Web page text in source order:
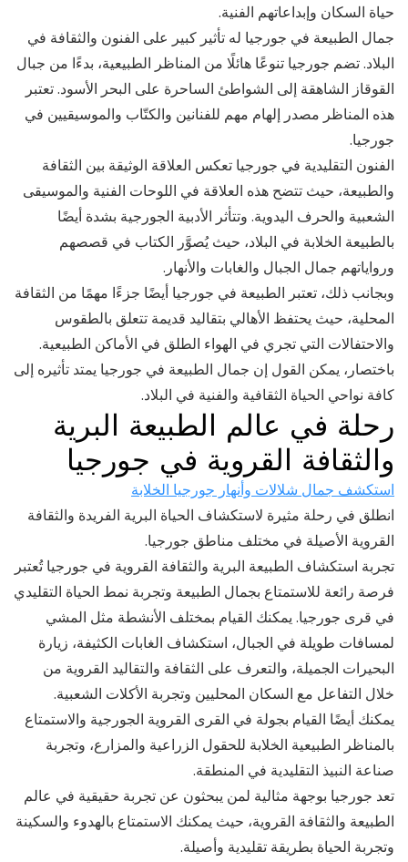
حياة السكان وإبداعاتهم الفنية.
جمال الطبيعة في جورجيا له تأثير كبير على الفنون والثقافة في
البلاد. تضم جورجيا تنوعًا هائلًا من المناظر الطبيعية، بدءًا من جبال
القوقاز الشاهقة إلى الشواطئ الساحرة على البحر الأسود. تعتبر
هذه المناظر مصدر إلهام مهم للفنانين والكتّاب والموسيقيين في
جورجيا.
الفنون التقليدية في جورجيا تعكس العلاقة الوثيقة بين الثقافة
والطبيعة، حيث تتضح هذه العلاقة في اللوحات الفنية والموسيقى
الشعبية والحرف اليدوية. وتتأثر الأدبية الجورجية بشدة أيضًا
بالطبيعة الخلابة في البلاد، حيث يُصوَّر الكتاب في قصصهم
ورواياتهم جمال الجبال والغابات والأنهار.
وبجانب ذلك، تعتبر الطبيعة في جورجيا أيضًا جزءًا مهمًا من الثقافة
المحلية، حيث يحتفظ الأهالي بتقاليد قديمة تتعلق بالطقوس
والاحتفالات التي تجري في الهواء الطلق في الأماكن الطبيعية.
باختصار، يمكن القول إن جمال الطبيعة في جورجيا يمتد تأثيره إلى
كافة نواحي الحياة الثقافية والفنية في البلاد.
رحلة في عالم الطبيعة البرية
والثقافة القروية في جورجيا
استكشف جمال شلالات وأنهار جورجيا الخلابة
انطلق في رحلة مثيرة لاستكشاف الحياة البرية الفريدة والثقافة
القروية الأصيلة في مختلف مناطق جورجيا.
تجربة استكشاف الطبيعة البرية والثقافة القروية في جورجيا تُعتبر
فرصة رائعة للاستمتاع بجمال الطبيعة وتجربة نمط الحياة التقليدي
في قرى جورجيا. يمكنك القيام بمختلف الأنشطة مثل المشي
لمسافات طويلة في الجبال، استكشاف الغابات الكثيفة، زيارة
البحيرات الجميلة، والتعرف على الثقافة والتقاليد القروية من
خلال التفاعل مع السكان المحليين وتجربة الأكلات الشعبية.
يمكنك أيضًا القيام بجولة في القرى القروية الجورجية والاستمتاع
بالمناظر الطبيعية الخلابة للحقول الزراعية والمزارع، وتجربة
صناعة النبيذ التقليدية في المنطقة.
تعد جورجيا بوجهة مثالية لمن يبحثون عن تجربة حقيقية في عالم
الطبيعة والثقافة القروية، حيث يمكنك الاستمتاع بالهدوء والسكينة
وتجربة الحياة بطريقة تقليدية وأصيلة.